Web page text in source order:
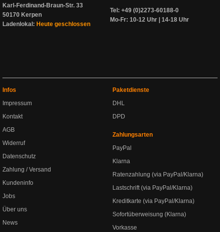
Karl-Ferdinand-Braun-Str. 33
50170 Kerpen
Ladenlokal: Heute geschlossen
Tel: +49 (0)2273-60188-0
Mo-Fr: 10-12 Uhr | 14-18 Uhr
Infos
Impressum
Kontakt
AGB
Widerruf
Datenschutz
Zahlung / Versand
Kundeninfo
Jobs
Über uns
News
Paketdienste
DHL
DPD
Zahlungsarten
PayPal
Klarna
Ratenzahlung (via PayPal/Klarna)
Lastschrift (via PayPal/Klarna)
Kreditkarte (via PayPal/Klarna)
Sofortüberweisung (Klarna)
Vorkasse